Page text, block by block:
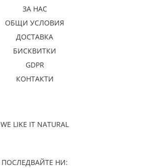
ЗА НАС
ОБЩИ УСЛОВИЯ
ДОСТАВКА
БИСКВИТКИ
GDPR
КОНТАКТИ
WE LIKE IT NATURAL
ПОСЛЕДВАЙТЕ НИ: